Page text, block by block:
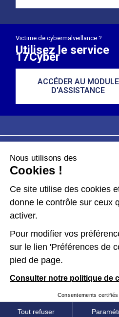
Victime de cybermalveillance ?
Utilisez le service
17Cyber
ACCÉDER AU MODULE
D'ASSISTANCE
Plan du site
Données personnelles
Kit de communication
Accessibilité :
Nous utilisons des
Cookies !
Ce site utilise des cookies
donne le contrôle sur ceux
activer.
Pour modifier vos
sur le lien 'Préférences de
pied de page.
Consulter notre politique de
Consentements certifiés
Tout refuser